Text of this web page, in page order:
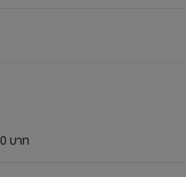
บาท